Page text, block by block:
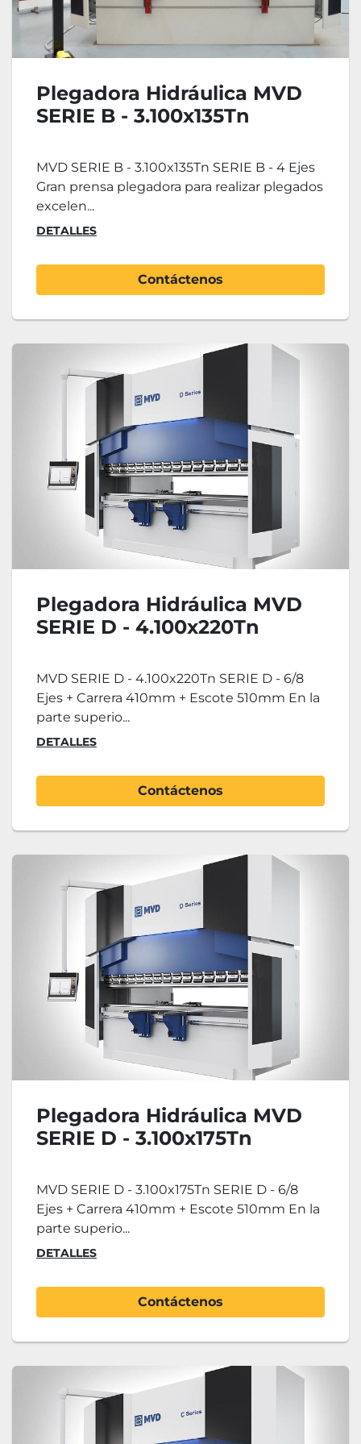
Plegadora Hidráulica MVD
SERIE B - 3.100x135Tn
MVD SERIE B - 3.100x135Tn SERIE B - 4 Ejes
Gran prensa plegadora para realizar plegados
excelen...
DETALLES
Contáctenos
Plegadora Hidráulica MVD
SERIE D - 4.100x220Tn
MVD SERIE D - 4.100x220Tn SERIE D - 6/8
Ejes + Carrera 410mm + Escote 510mm En la
parte superio...
DETALLES
Contáctenos
Plegadora Hidráulica MVD
SERIE D - 3.100x175Tn
MVD SERIE D - 3.100x175Tn SERIE D - 6/8
Ejes + Carrera 410mm + Escote 510mm En la
parte superio...
DETALLES
Contáctenos